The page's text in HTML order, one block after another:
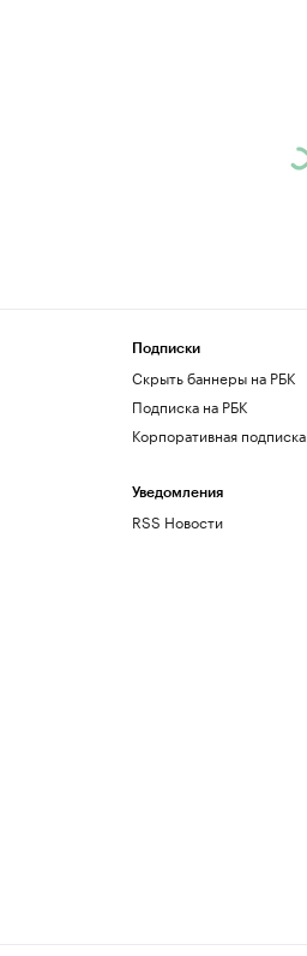
Подписки
Скрыть баннеры на РБК
Подписка на РБК
Корпоративная подписка
Уведомления
RSS Новости